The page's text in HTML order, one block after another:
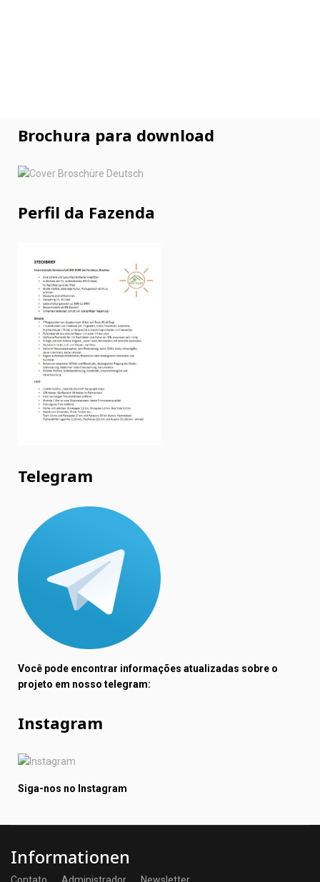
Brochura para download
Perfil da Fazenda
Telegram
Você pode encontrar informações atualizadas sobre o
projeto em nosso telegram:
Instagram
Siga-nos no Instagram
Informationen